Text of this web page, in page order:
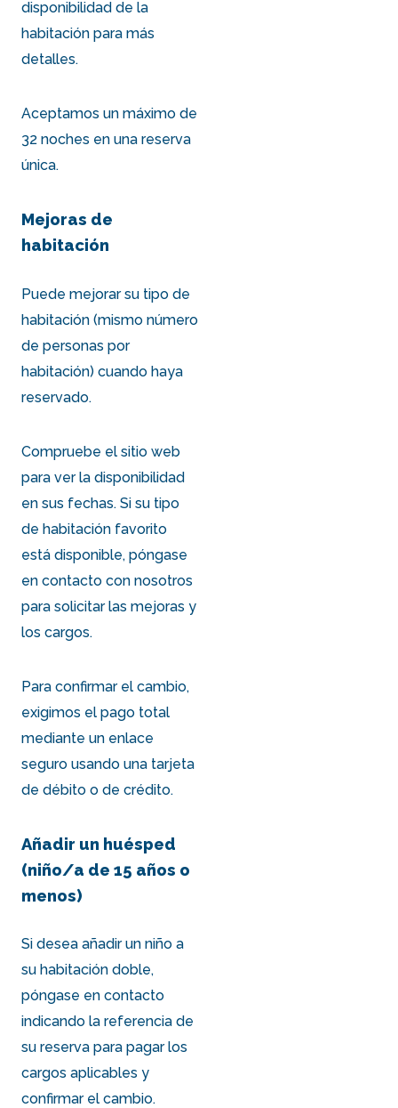
disponibilidad de la
habitación para más
detalles.
Aceptamos un máximo de
32 noches en una reserva
única.
Mejoras de
habitación
Puede mejorar su tipo de
habitación (mismo número
de personas por
habitación) cuando haya
reservado.
Compruebe el sitio web
para ver la disponibilidad
en sus fechas. Si su tipo
de habitación favorito
está disponible, póngase
en contacto con nosotros
para solicitar las mejoras y
los cargos.
Para confirmar el cambio,
exigimos el pago total
mediante un enlace
seguro usando una tarjeta
de débito o de crédito.
Añadir un huésped
(niño/a de 15 años o
menos)
Si desea añadir un niño a
su habitación doble,
póngase en contacto
indicando la referencia de
su reserva para pagar los
cargos aplicables y
confirmar el cambio.